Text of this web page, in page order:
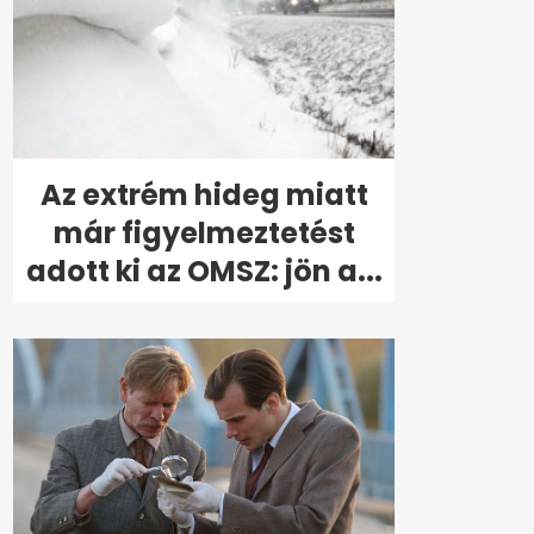
Az extrém hideg miatt
már figyelmeztetést
adott ki az OMSZ: jön a...